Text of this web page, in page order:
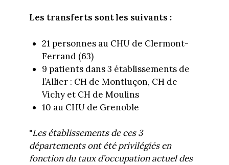
Les transferts sont les suivants :
21 personnes au CHU de Clermont-
Ferrand (63)
9 patients dans 3 établissements de
l’Allier : CH de Montluçon, CH de
Vichy et CH de Moulins
10 au CHU de Grenoble
"Les établissements de ces 3
départements ont été privilégiés en
fonction du taux d’occupation actuel des